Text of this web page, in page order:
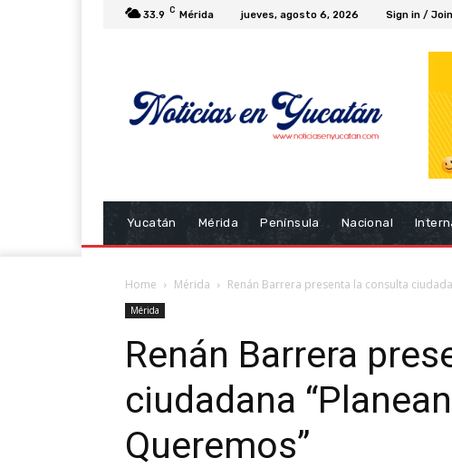
33.9 C Mérida jueves, agosto 6, 2026 Sign in / Join
Yucatán Mérida Península Nacional
Home Mérida Renán Barrera presenta la consulta
Mérida
Renán Barrera
ciudadana
Queremos”